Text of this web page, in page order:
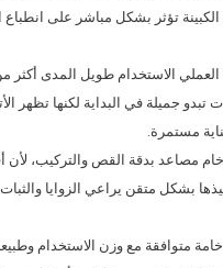
الكبينة تؤثر بشكل مباشر على
الاستخدام طويل المدى أكثر
تبدو جميلة في البداية لكنها تظهر
مستمرة.
مصاعد بدقة القص والتركيب، لأن
بشكل متقن يراعي الزوايا
متوافقة مع وزن الاستخدام